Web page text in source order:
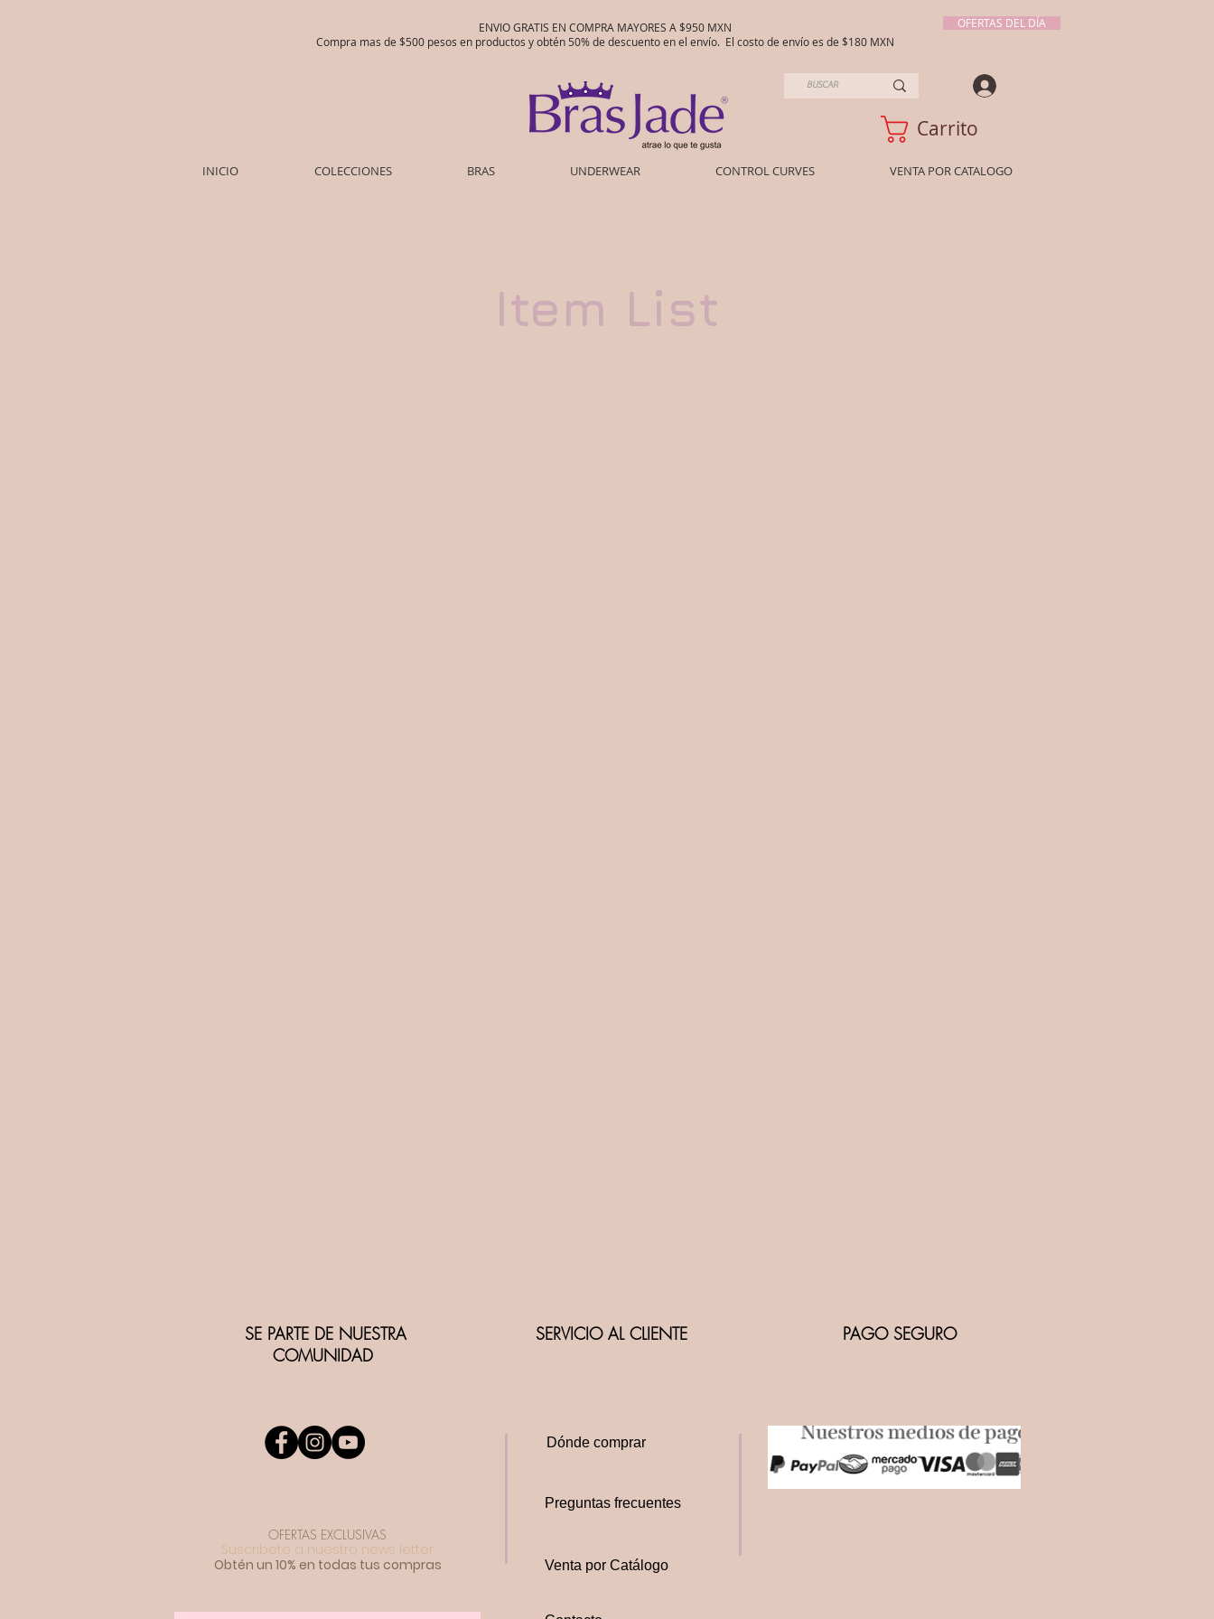
ENVIO GRATIS EN COMPRA MAYORES A $950 MXN
Compra mas de $500 pesos en productos y obtén 50% de descuento en el envío. El costo de envío es de $180 MXN
OFERTAS DEL DÍA
Carrito
INICIO COLECCIONES BRAS UNDERWEAR CONTROL CURVES VENTA POR CATALOGO
Item List
SE PARTE DE NUESTRA
COMUNIDAD
SERVICIO AL CLIENTE PAGO SEGURO
OFERTAS EXCLUSIVAS
Suscribete a nuestro news letter
Obtén un 10% en todas tus compras
Dónde comprar
Preguntas frecuentes
Venta por Catálogo